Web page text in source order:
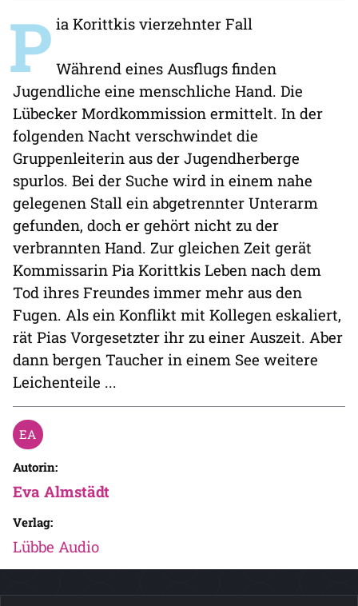
P ia Korittkis vierzehnter Fall
Während eines Ausflugs finden
Jugendliche eine menschliche Hand. Die
Lübecker Mordkommission ermittelt. In der
folgenden Nacht verschwindet die
Gruppenleiterin aus der Jugendherberge
spurlos. Bei der Suche wird in einem nahe
gelegenen Stall ein abgetrennter Unterarm
gefunden, doch er gehört nicht zu der
verbrannten Hand. Zur gleichen Zeit gerät
Kommissarin Pia Korittkis Leben nach dem
Tod ihres Freundes immer mehr aus den
Fugen. Als ein Konflikt mit Kollegen eskaliert,
rät Pias Vorgesetzter ihr zu einer Auszeit. Aber
dann bergen Taucher in einem See weitere
Leichenteile ...
Autorin:
Eva Almstädt
Verlag:
Lübbe Audio